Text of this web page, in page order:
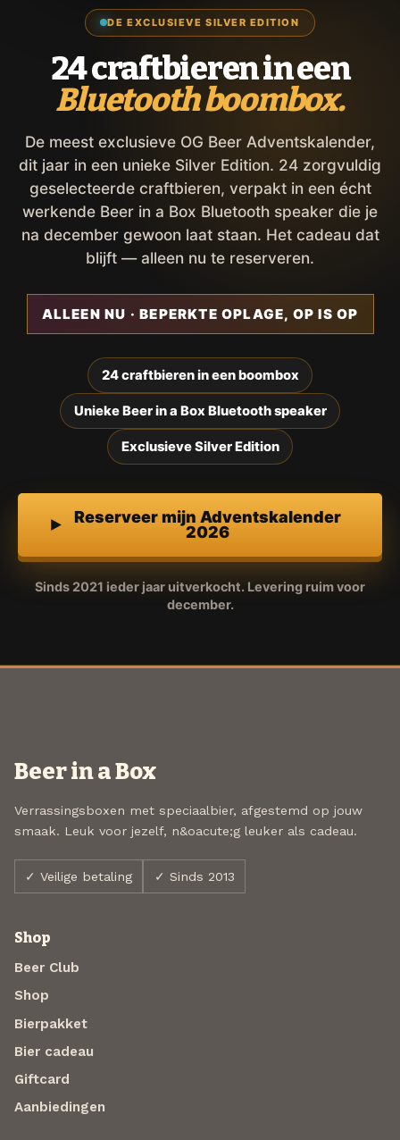
DE EXCLUSIEVE SILVER EDITION
24 craftbieren in een
Bluetooth boombox.
De meest exclusieve OG Beer Adventskalender,
dit jaar in een unieke Silver Edition. 24 zorgvuldig
geselecteerde craftbieren, verpakt in een écht
werkende Beer in a Box Bluetooth speaker die je
na december gewoon laat staan. Het cadeau dat
blijft — alleen nu te reserveren.
ALLEEN NU · BEPERKTE OPLAGE, OP IS OP
24 craftbieren in een boombox
Unieke Beer in a Box Bluetooth speaker
Exclusieve Silver Edition
Reserveer mijn Adventskalender
2026
Sinds 2021 ieder jaar uitverkocht. Levering ruim voor
december.
Beer in a Box
Verrassingsboxen met speciaalbier, afgestemd op jouw
smaak. Leuk voor jezelf, n&oacute;g leuker als cadeau.
✓ Veilige betaling ✓ Sinds 2013
Shop
Beer Club
Shop
Bierpakket
Bier cadeau
Giftcard
Aanbiedingen